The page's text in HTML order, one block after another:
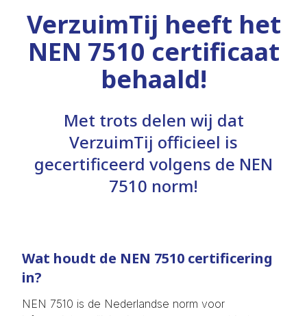
VerzuimTij heeft het
NEN 7510 certificaat
behaald!
Met trots delen wij dat
VerzuimTij officieel is
gecertificeerd volgens de NEN
7510 norm!
Wat houdt de NEN 7510 certificering
in?
NEN 7510 is de Nederlandse norm voor